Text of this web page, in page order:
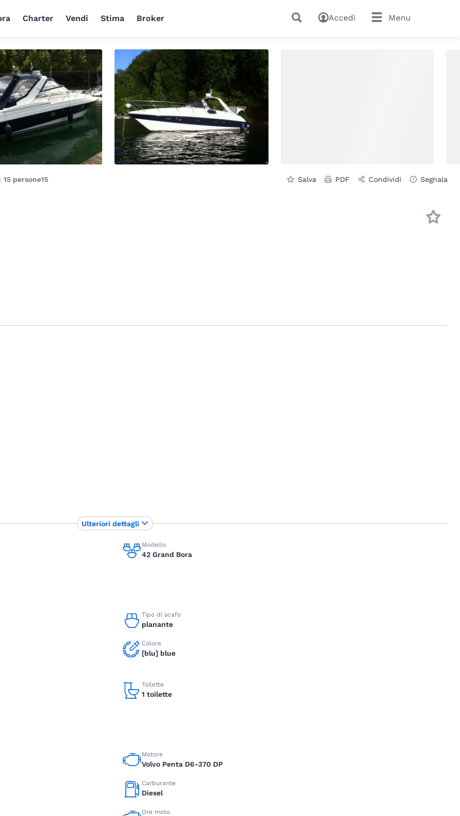
Charter Vendi Stima Broker Accedi Menu
15 persone15 Salva PDF Condividi Segnala
Modello
42 Grand Bora
Tipo di scafo
planante
Colore
[blu] blue
Toilette
1 toilette
Motore
Volvo Penta D6-370 DP
Carburante
Diesel
Ore moto
Ulteriori dettagli